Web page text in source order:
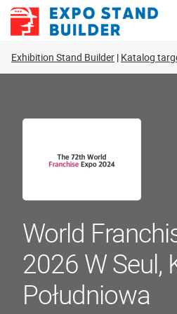
Skip
Exhibition Stand Builder Katalog
World
2026 W Seul,
Południowa